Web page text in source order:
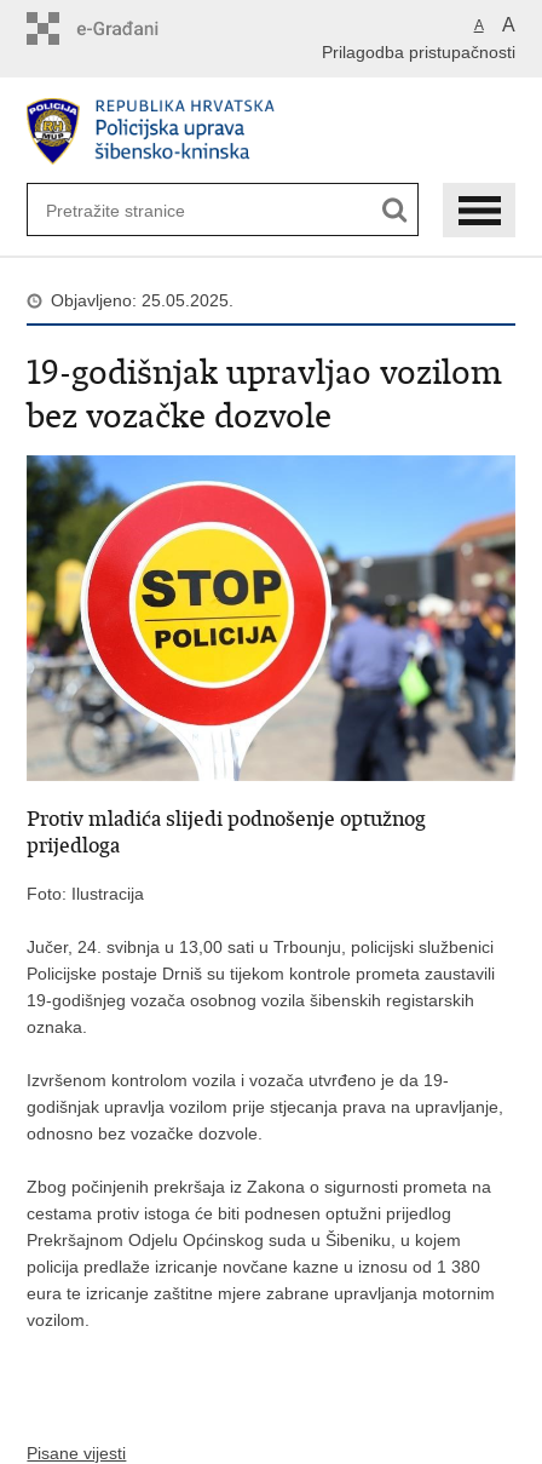
A A
Prilagodba pristupačnosti
Objavljeno: 25.05.2025.
19-godišnjak upravljao vozilom
bez vozačke dozvole
Protiv mladića slijedi podnošenje optužnog
prijedloga
Foto: Ilustracija
Jučer, 24. svibnja u 13,00 sati u Trbounju, policijski službenici
Policijske postaje Drniš su tijekom kontrole prometa zaustavili
19-godišnjeg vozača osobnog vozila šibenskih registarskih
oznaka.
Izvršenom kontrolom vozila i vozača utvrđeno je da 19-
godišnjak upravlja vozilom prije stjecanja prava na upravljanje,
odnosno bez vozačke dozvole.
Zbog počinjenih prekršaja iz Zakona o sigurnosti prometa na
cestama protiv istoga će biti podnesen optužni prijedlog
Prekršajnom Odjelu Općinskog suda u Šibeniku, u kojem
policija predlaže izricanje novčane kazne u iznosu od 1 380
eura te izricanje zaštitne mjere zabrane upravljanja motornim
vozilom.
Pisane vijesti